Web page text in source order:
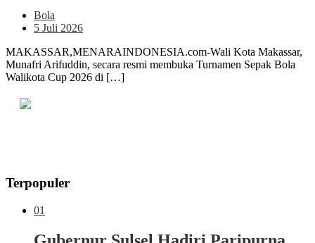
Bola
5 Juli 2026
MAKASSAR,MENARAINDONESIA.com-Wali Kota Makassar,
Munafri Arifuddin, secara resmi membuka Turnamen Sepak Bola
Walikota Cup 2026 di […]
Terpopuler
01